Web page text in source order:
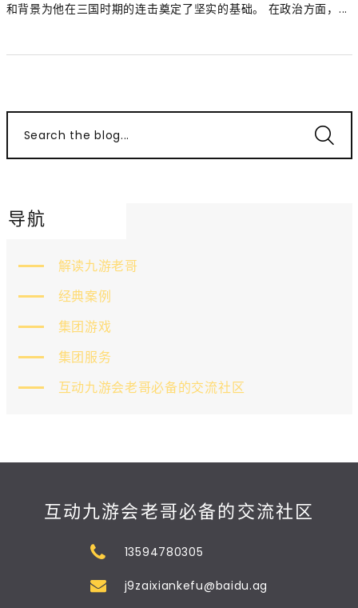
和背景为他在三国时期的连击奠定了坚实的基础。 在政治方面，...
Search the blog...
导航
解读九游老哥
经典案例
集团游戏
集团服务
互动九游会老哥必备的交流社区
互动九游会老哥必备的交流社区
13594780305
j9zaixiankefu@baidu.ag